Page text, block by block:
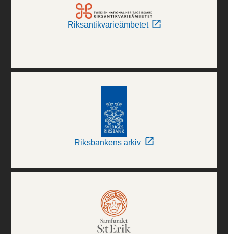
Riksantikvarieämbetet
Riksbankens arkiv